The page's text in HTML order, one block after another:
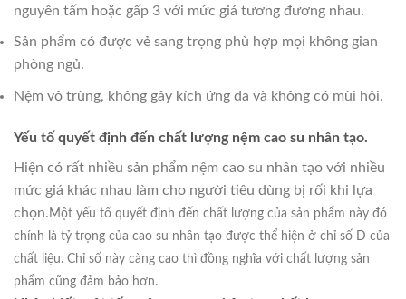
nguyên tấm hoặc gấp 3 với mức giá tương đương nhau.
Sản phẩm có được vẻ sang trọng phù hợp mọi không gian
phòng ngủ.
Nệm vô trùng, không gây kích ứng da và không có mùi hôi.
Yếu tố quyết định đến chất lượng nệm cao su nhân tạo.
Hiện có rất nhiều sản phẩm nệm cao su nhân tạo với nhiều
mức giá khác nhau làm cho người tiêu dùng bị rối khi lựa
chọn. Một yếu tố quyết định đến chất lượng của sản phẩm này đó
chính là tỷ trọng của cao su nhân tạo được thể hiện ở chỉ số D của
chất liệu. Chỉ số này càng cao thì đồng nghĩa với chất lượng sản
phẩm cũng đảm bảo hơn.